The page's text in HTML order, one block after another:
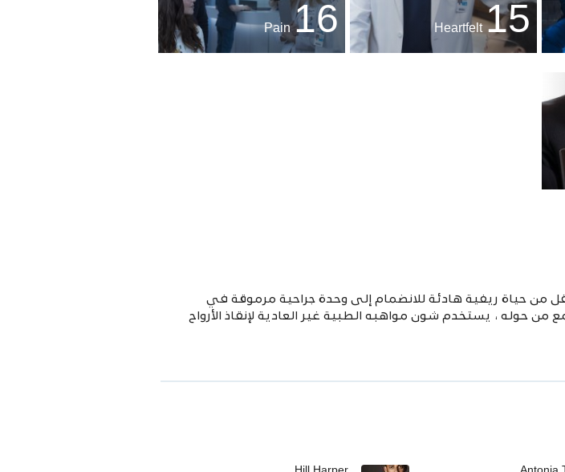
15
Heartfelt
16
Pain
من حياة ريفية هادئة للانضمام إلى وحدة جراحية مرموقة في
حوله ، يستخدم شون مواهبه الطبية غير العادية لإنقاذ الأرواح